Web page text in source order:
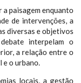
paisagem enquanto
de intervenções, a
diversas e objetivos
interpelam o
a relação entre o
e o urbano.
locais, a gestão